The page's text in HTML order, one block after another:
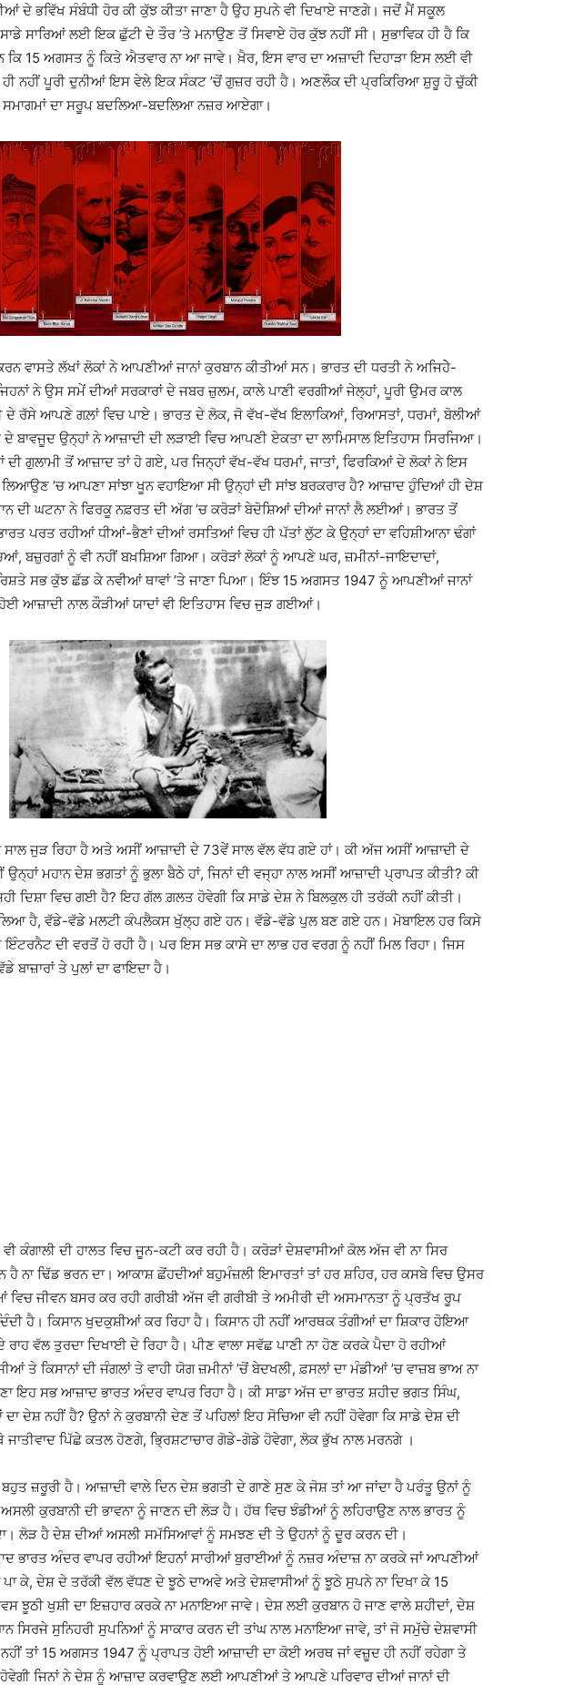
ਦੇ ਭਵਿੱਖ ਸੰਬੰਧੀ ਹੋਰ ਕੀ ਕੁੱਝ ਕੀਤਾ ਜਾਣਾ ਹੈ ਉਹ ਸੁਪਨੇ ਵੀ ਦਿਖਾਏ ਜਾਣਗੇ। ਜਦੋਂ ਮੈਂ ਸਕੂਲ
ਸਾਰਿਆਂ ਲਈ ਇਕ ਛੁੱਟੀ ਦੇ ਤੌਰ ’ਤੇ ਮਨਾਉਣ ਤੋਂ ਸਿਵਾਏ ਹੋਰ ਕੁੱਝ ਨਹੀਂ ਸੀ। ਸੁਭਾਵਿਕ ਹੀ ਹੈ ਕਿ
15 ਅਗਸਤ ਨੂੰ ਕਿਤੇ ਐਤਵਾਰ ਨਾ ਆ ਜਾਵੇ। ਖ਼ੈਰ, ਇਸ ਵਾਰ ਦਾ ਅਜ਼ਾਦੀ ਦਿਹਾੜਾ ਇਸ ਲਈ ਵੀ
ਨਹੀਂ ਪੂਰੀ ਦੁਨੀਆਂ ਇਸ ਵੇਲੇ ਇਕ ਸੰਕਟ ’ਚੋਂ ਗੁਜ਼ਰ ਰਹੀ ਹੈ। ਅਣਲੌਕ ਦੀ ਪ੍ਰਕਿਰਿਆ ਸ਼ੁਰੂ ਹੋ ਚੁੱਕੀ
ਸਮਾਗਮਾਂ ਦਾ ਸਰੂਪ ਬਦਲਿਆ-ਬਦਲਿਆ ਨਜ਼ਰ ਆਏਗਾ।
ਵਾਸਤੇ ਲੱਖਾਂ ਲੋਕਾਂ ਨੇ ਆਪਣੀਆਂ ਜਾਨਾਂ ਕੁਰਬਾਨ ਕੀਤੀਆਂ ਸਨ। ਭਾਰਤ ਦੀ ਧਰਤੀ ਨੇ ਅਜਿਹੇੇ-
ਨੇ ਉਸ ਸਮੇਂ ਦੀਆਂ ਸਰਕਾਰਾਂ ਦੇ ਜਬਰ ਜ਼ੁਲਮ, ਕਾਲੇ ਪਾਣੀ ਵਰਗੀਆਂ ਜੇਲ੍ਹਾਂ, ਪੂਰੀ ਉਮਰ ਕਾਲ
ਰੱਸੇ ਆਪਣੇ ਗਲ਼ਾਂ ਵਿਚ ਪਾਏ। ਭਾਰਤ ਦੇ ਲੋਕ, ਜੋ ਵੱਖ-ਵੱਖ ਇਲਾਕਿਆਂ, ਰਿਆਸਤਾਂ, ਧਰਮਾਂ, ਬੋਲੀਆਂ
ਦੇ ਬਾਵਜੂਦ ਉਨ੍ਹਾਂ ਨੇ ਆਜ਼ਾਦੀ ਦੀ ਲੜਾਈ ਵਿਚ ਆਪਣੀ ਏਕਤਾ ਦਾ ਲਾਮਿਸਾਲ ਇਤਿਹਾਸ ਸਿਰਜਿਆ।
ਗੁਲਾਮੀ ਤੋਂ ਆਜ਼ਾਦ ਤਾਂ ਹੋ ਗਏ, ਪਰ ਜਿਨ੍ਹਾਂ ਵੱਖ-ਵੱਖ ਧਰਮਾਂ, ਜਾਤਾਂ, ਫਿਰਕਿਆਂ ਦੇ ਲੋਕਾਂ ਨੇ ਇਸ
ਲਿਆਉਣ ’ਚ ਆਪਣਾ ਸਾਂਝਾ ਖੂਨ ਵਹਾਇਆ ਸੀ ਉਨ੍ਹਾਂ ਦੀ ਸਾਂਝ ਬਰਕਰਾਰ ਹੈ? ਆਜ਼ਾਦ ਹੁੰਦਿਆਂ ਹੀ ਦੇਸ਼
ਦੀ ਘਟਨਾ ਨੇ ਫਿਰਕੂ ਨਫ਼ਰਤ ਦੀ ਅੱਗ ’ਚ ਕਰੋੜਾਂ ਬੇਦੋਸ਼ਿਆਂ ਦੀਆਂ ਜਾਨਾਂ ਲੈ ਲਈਆਂ। ਭਾਰਤ ਤੋਂ
ਪਰਤ ਰਹੀਆਂ ਧੀਆਂ-ਭੈਣਾਂ ਦੀਆਂ ਰਸਤਿਆਂ ਵਿਚ ਹੀ ਪੱਤਾਂ ਲੁੱਟ ਕੇ ਉਨ੍ਹਾਂ ਦਾ ਵਹਿਸ਼ੀਆਨਾ ਢੰਗਾਂ
ਬਜ਼ੁਰਗਾਂ ਨੂੰ ਵੀ ਨਹੀਂ ਬਖ਼ਸ਼ਿਆ ਗਿਆ। ਕਰੋੜਾਂ ਲੋਕਾਂ ਨੂੰ ਆਪਣੇ ਘਰ, ਜ਼ਮੀਨਾਂ-ਜਾਇਦਾਦਾਂ,
ਸਭ ਕੁੱਝ ਛੱਡ ਕੇ ਨਵੀਆਂ ਥਾਵਾਂ ’ਤੇ ਜਾਣਾ ਪਿਆ। ਇੰਝ 15 ਅਗਸਤ 1947 ਨੂੰ ਆਪਣੀਆਂ ਜਾਨਾਂ
ਆਜ਼ਾਦੀ ਨਾਲ ਕੌੜੀਆਂ ਯਾਦਾਂ ਵੀ ਇਤਿਹਾਸ ਵਿਚ ਜੁੜ ਗਈਆਂ।
ਸਾਲ ਜੁੜ ਰਿਹਾ ਹੈ ਅਤੇ ਅਸੀਂ ਆਜ਼ਾਦੀ ਦੇ 73ਵੇਂ ਸਾਲ ਵੱਲ ਵੱਧ ਗਏ ਹਾਂ। ਕੀ ਅੱਜ ਅਸੀਂ ਆਜ਼ਾਦੀ ਦੇ
ਮਹਾਨ ਦੇਸ਼ ਭਗਤਾਂ ਨੂੰ ਭੁਲਾ ਬੈਠੇ ਹਾਂ, ਜਿਨਾਂ ਦੀ ਵਜ੍ਹਾ ਨਾਲ ਅਸੀਂ ਆਜ਼ਾਦੀ ਪ੍ਰਾਪਤ ਕੀਤੀ? ਕੀ
ਦਿਸ਼ਾ ਵਿਚ ਗਈ ਹੈ? ਇਹ ਗੱਲ ਗ਼ਲਤ ਹੋਵੇਗੀ ਕਿ ਸਾਡੇ ਦੇਸ਼ ਨੇ ਬਿਲਕੁਲ ਹੀ ਤਰੱਕੀ ਨਹੀਂ ਕੀਤੀ।
ਹੈ, ਵੱਡੇ-ਵੱਡੇ ਮਲਟੀ ਕੰਪਲੈਕਸ ਖੁੱਲ੍ਹ ਗਏ ਹਨ। ਵੱਡੇ-ਵੱਡੇ ਪੁਲ ਬਣ ਗਏ ਹਨ। ਮੋਬਾਇਲ ਹਰ ਕਿਸੇ
ਦੀ ਵਰਤੋਂ ਹੋ ਰਹੀ ਹੈ। ਪਰ ਇਸ ਸਭ ਕਾਸੇ ਦਾ ਲਾਭ ਹਰ ਵਰਗ ਨੂੰ ਨਹੀਂ ਮਿਲ ਰਿਹਾ। ਜਿਸ
ਬਾਜ਼ਾਰਾਂ ਤੇ ਪੁਲਾਂ ਦਾ ਫਾਇਦਾ ਹੈ।
ਕੰਗਾਲੀ ਦੀ ਹਾਲਤ ਵਿਚ ਜੂਨ-ਕਟੀ ਕਰ ਰਹੀ ਹੈ। ਕਰੋੜਾਂ ਦੇਸ਼ਵਾਸੀਆਂ ਕੋਲ ਅੱਜ ਵੀ ਨਾ ਸਿਰ
ਨਾ ਢਿੱਡ ਭਰਨ ਦਾ। ਆਕਾਸ਼ ਛੋਂਹਦੀਆਂ ਬਹੁਮੰਜ਼ਲੀ ਇਮਾਰਤਾਂ ਤਾਂ ਹਰ ਸ਼ਹਿਰ, ਹਰ ਕਸਬੇ ਵਿਚ ਉਸਰ
ਜੀਵਨ ਬਸਰ ਕਰ ਰਹੀ ਗਰੀਬੀ ਅੱਜ ਵੀ ਗਰੀਬੀ ਤੇ ਅਮੀਰੀ ਦੀ ਅਸਮਾਨਤਾ ਨੂੰ ਪ੍ਰਤੱਖ ਰੂਪ
ਹੈ। ਕਿਸਾਨ ਖੁਦਕੁਸ਼ੀਆਂ ਕਰ ਰਿਹਾ ਹੈ। ਕਿਸਾਨ ਹੀ ਨਹੀਂ ਆਰਥਕ ਤੰਗੀਆਂ ਦਾ ਸ਼ਿਕਾਰ ਹੋਇਆ
ਵੱਲ ਤੁਰਦਾ ਦਿਖਾਈ ਦੇ ਰਿਹਾ ਹੈ। ਪੀਣ ਵਾਲਾ ਸਵੱਛ ਪਾਣੀ ਨਾ ਹੋਣ ਕਰਕੇ ਪੈਦਾ ਹੋ ਰਹੀਆਂ
ਤੇ ਕਿਸਾਨਾਂ ਦੀ ਜੰਗਲਾਂ ਤੇ ਵਾਹੀ ਯੋਗ ਜ਼ਮੀਨਾਂ ’ਚੋਂ ਬੇਦਖਲੀ, ਫ਼ਸਲਾਂ ਦਾ ਮੰਡੀਆਂ ’ਚ ਵਾਜ਼ਬ ਭਾਅ ਨਾ
ਇਹ ਸਭ ਆਜ਼ਾਦ ਭਾਰਤ ਅੰਦਰ ਵਾਪਰ ਰਿਹਾ ਹੈ। ਕੀ ਸਾਡਾ ਅੱਜ ਦਾ ਭਾਰਤ ਸ਼ਹੀਦ ਭਗਤ ਸਿੰਘ,
ਦੇਸ਼ ਨਹੀਂ ਹੈ? ਉਨਾਂ ਨੇ ਕੁਰਬਾਨੀ ਦੇਣ ਤੋਂ ਪਹਿਲਾਂ ਇਹ ਸੋਚਿਆ ਵੀ ਨਹੀਂ ਹੋਵੇਗਾ ਕਿ ਸਾਡੇ ਦੇਸ਼ ਦੀ
ਜਾਤੀਵਾਦ ਪਿੱਛੇ ਕਤਲ ਹੋਣਗੇ, ਭਿ੍ਰਸ਼ਟਾਚਾਰ ਗੋਡੇ-ਗੋਡੇ ਹੋਵੇਗਾ, ਲੋਕ ਭੁੱਖ ਨਾਲ ਮਰਨਗੇ ।
ਜ਼ਰੂਰੀ ਹੈ। ਆਜ਼ਾਦੀ ਵਾਲੇ ਦਿਨ ਦੇਸ਼ ਭਗਤੀ ਦੇ ਗਾਣੇ ਸੁਣ ਕੇ ਜੋਸ਼ ਤਾਂ ਆ ਜਾਂਦਾ ਹੈ ਪਰੰਤੂ ਉਨਾਂ ਨੂੰ
ਕੁਰਬਾਨੀ ਦੀ ਭਾਵਨਾ ਨੂੰ ਜਾਣਨ ਦੀ ਲੋੜ ਹੈ। ਹੱਥ ਵਿਚ ਝੰਡੀਆਂ ਨੂੰ ਲਹਿਰਾਉਣ ਨਾਲ ਭਾਰਤ ਨੂੰ
ਲੋੜ ਹੈ ਦੇਸ਼ ਦੀਆਂ ਅਸਲੀ ਸਮੱਸਿਆਵਾਂ ਨੂੰ ਸਮਝਣ ਦੀ ਤੇ ਉਹਨਾਂ ਨੂੰ ਦੂਰ ਕਰਨ ਦੀ।
ਭਾਰਤ ਅੰਦਰ ਵਾਪਰ ਰਹੀਆਂ ਇਹਨਾਂ ਸਾਰੀਆਂ ਬੁਰਾਈਆਂ ਨੂੰ ਨਜ਼ਰ ਅੰਦਾਜ਼ ਨਾ ਕਰਕੇ ਜਾਂ ਆਪਣੀਆਂ
ਪਾ ਕੇ, ਦੇਸ਼ ਦੇ ਤਰੱਕੀ ਵੱਲ ਵੱਧਣ ਦੇ ਝੂਠੇ ਦਾਅਵੇ ਅਤੇ ਦੇਸ਼ਵਾਸੀਆਂ ਨੂੰ ਝੂਠੇ ਸੁਪਨੇ ਨਾ ਦਿਖਾ ਕੇ 15
ਝੂਠੀ ਖੁਸ਼ੀ ਦਾ ਇਜ਼ਹਾਰ ਕਰਕੇ ਨਾ ਮਨਾਇਆ ਜਾਵੇ। ਦੇਸ਼ ਲਈ ਕੁਰਬਾਨ ਹੋ ਜਾਣ ਵਾਲੇ ਸ਼ਹੀਦਾਂ, ਦੇਸ਼
ਸਿਰਜੇ ਸੁਨਿਹਰੀ ਸੁਪਨਿਆਂ ਨੂੰ ਸਾਕਾਰ ਕਰਨ ਦੀ ਤਾਂਘ ਨਾਲ ਮਨਾਇਆ ਜਾਵੇ, ਤਾਂ ਜੋ ਸਮੁੱਚੇ ਦੇਸ਼ਵਾਸੀ
ਤਾਂ 15 ਅਗਸਤ 1947 ਨੂੰ ਪ੍ਰਾਪਤ ਹੋਈ ਆਜ਼ਾਦੀ ਦਾ ਕੋਈ ਅਰਥ ਜਾਂ ਵਜ਼ੂਦ ਹੀ ਨਹੀਂ ਰਹੇਗਾ ਤੇ
ਹੋਵੇਗੀ ਜਿਨਾਂ ਨੇ ਦੇਸ਼ ਨੂੰ ਆਜ਼ਾਦ ਕਰਵਾਉਣ ਲਈ ਆਪਣੀਆਂ ਤੇ ਆਪਣੇ ਪਰਿਵਾਰ ਦੀਆਂ ਜਾਨਾਂ ਦੀ